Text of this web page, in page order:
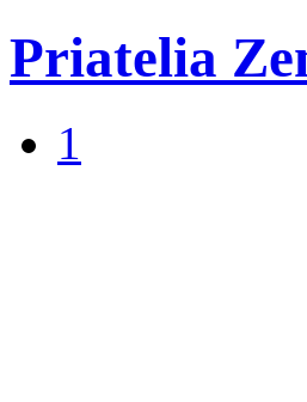
Priatelia
1